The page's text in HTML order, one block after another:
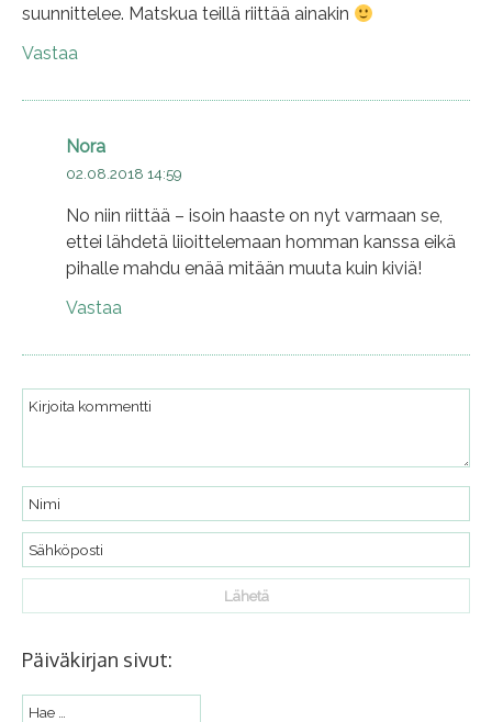
suunnittelee. Matskua teillä riittää ainakin
Vastaa
Nora
02.08.2018 14:59
No niin riittää – isoin haaste on nyt varmaan se,
ettei lähdetä liioittelemaan homman kanssa eikä
pihalle mahdu enää mitään muuta kuin kiviä!
Vastaa
Päiväkirjan sivut: